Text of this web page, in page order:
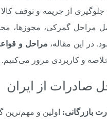
جلوگیری از جریمه و توقف
مراحل گمرکی، مجوزها،
در این مقاله، مراحل و
و کاربردی مرور می‌کنیم.
بازرگانی: اولین و مهم‌ترین